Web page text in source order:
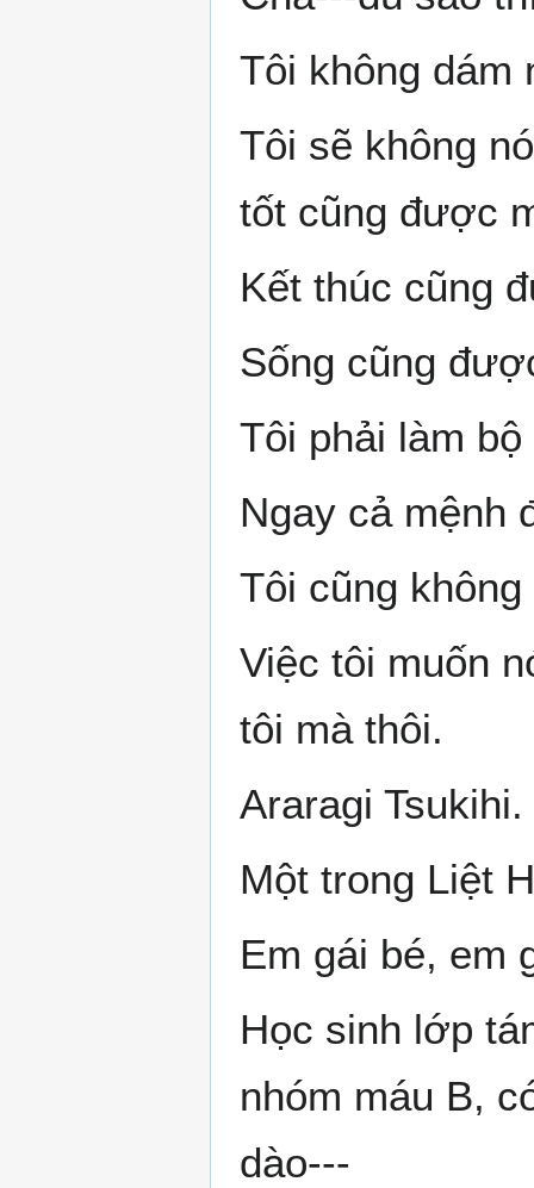
Tôi không dám
Tôi sẽ không
tốt cũng được
Kết thúc cũng
Sống cũng
Tôi phải làm
Ngay cả mệnh
Tôi cũng
Việc tôi muốn
tôi mà thôi.
Araragi Tsukihi.
Một trong Liệt
Em gái bé, em
Học sinh lớp
nhóm máu B,
dào---